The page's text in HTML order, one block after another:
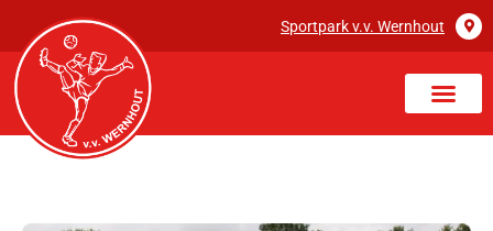
Sportpark v.v. Wernhout